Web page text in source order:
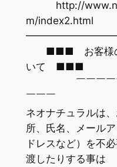
http://
m/index2.html
■■■ お客様の
いて ■■■
￣￣￣￣￣￣
￣￣￣
ネオナチュラルは
所、氏名、メールア
ドレスなど）を不
渡したりする事は